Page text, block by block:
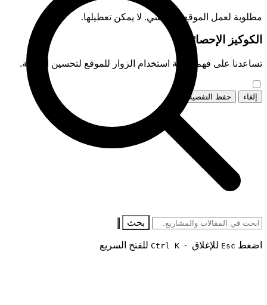
مطلوبة لعمل الموقع الأساسي. لا يمكن تعطيلها.
الكوكيز الإحصائية
تساعدنا على فهم كيفية استخدام الزوار للموقع لتحسين الخدمة.
إلغاء حفظ التفضيلات
بحث
اضغط Esc للإغلاق · Ctrl K للفتح السريع